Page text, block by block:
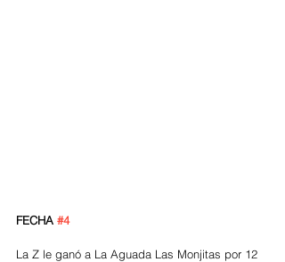
FECHA #4
La Z le ganó a La Aguada Las Monjitas por 12